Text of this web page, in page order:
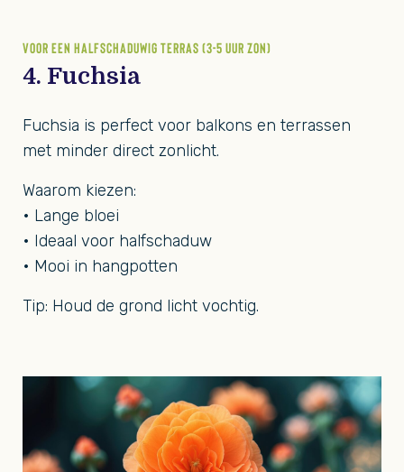
VOOR EEN HALFSCHADUWIG TERRAS (3-5 UUR ZON)
4. Fuchsia
Fuchsia is perfect voor balkons en terrassen
met minder direct zonlicht.
Waarom kiezen:
• Lange bloei
• Ideaal voor halfschaduw
• Mooi in hangpotten
Tip: Houd de grond licht vochtig.